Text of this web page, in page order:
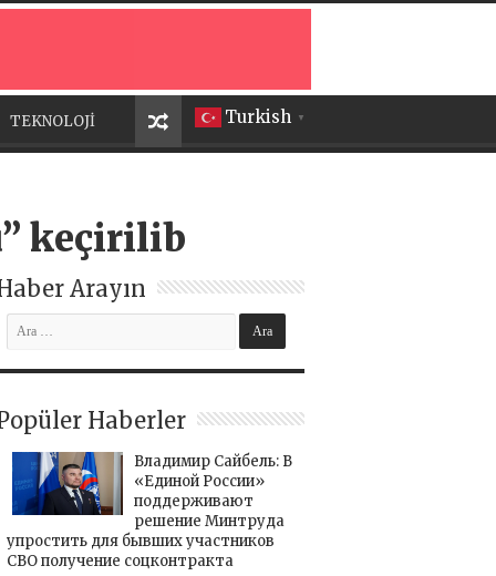
Turkish ▼
TEKNOLOJİ
keçirilib
Arayın
Haberler
Владимир Сайбель: В
«Единой России»
поддерживают
решение Минтруда
упростить для бывших участников
СВО получение соцконтракта